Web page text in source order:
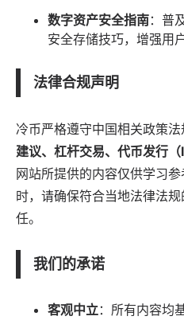
数字资产安全指南：普
安全存储技巧，增强用
法律合规声明
冷币严格遵守中国相关政策法
建议、杠杆交易、代币发行
网站所提供的内容仅供学习
时，请确保符合当地法律法
任。
我们的承诺
客观中立：所有内容均